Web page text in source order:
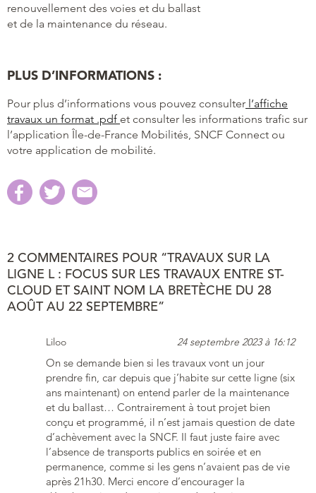
renouvellement des voies et du ballast
et de la maintenance du réseau.
PLUS D’INFORMATIONS :
Pour plus d’informations vous pouvez consulter l’affiche
travaux un format .pdf et consulter les informations trafic sur
l’application Île-de-France Mobilités, SNCF Connect ou
votre application de mobilité.
2 COMMENTAIRES POUR “TRAVAUX SUR LA
LIGNE L : FOCUS SUR LES TRAVAUX ENTRE ST-
CLOUD ET SAINT NOM LA BRETÈCHE DU 28
AOÛT AU 22 SEPTEMBRE”
Liloo 24 septembre 2023 à 16:12
On se demande bien si les travaux vont un jour
prendre fin, car depuis que j’habite sur cette ligne (six
ans maintenant) on entend parler de la maintenance
et du ballast… Contrairement à tout projet bien
conçu et programmé, il n’est jamais question de date
d’achèvement avec la SNCF. Il faut juste faire avec
l’absence de transports publics en soirée et en
permanence, comme si les gens n’avaient pas de vie
après 21h30. Merci encore d’encourager la